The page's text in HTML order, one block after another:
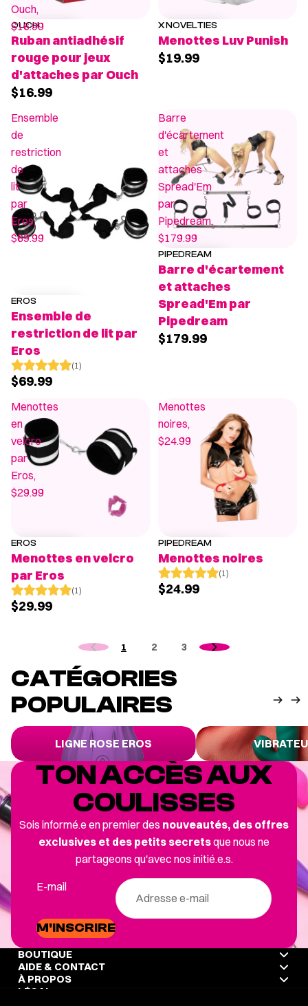
Ouch,
$16.99
OUCH
Ruban antiadhésif
rouge pour jeux
d'attaches par Ouch
$16.99
X NOVELTIES
Menottes Luv Punish
$19.99
Ensemble
de
restriction
de
lit
par
Eros,
$69.99
POPULAIRE
EROS
Ensemble de
restriction de lit par
Eros
(1)
$69.99
Barre
d'écartement
et
attaches
Spread'Em
par
Pipedream,
$179.99
PIPEDREAM
Barre d'écartement
et attaches
Spread'Em par
Pipedream
$179.99
Menottes
en
velcro
par
Eros,
$29.99
POPULAIRE
EROS
Menottes en velcro
par Eros
(1)
$29.99
Menottes
noires,
$24.99
PIPEDREAM
Menottes noires
(1)
$24.99
1 2 3
CATÉGORIES
POPULAIRES
Ligne Rose Eros
LIGNE ROSE EROS
Vibrateurs
TON ACCÈS AUX
COULISSES
Sois informé.e en premier des nouveautés, des offres
exclusives et des petits secretsque nous ne
partageons qu'avec nos initié.e.s.
E-mail
M'INSCRIRE
BOUTIQUE
AIDE & CONTACT
À PROPOS
LÉGAL